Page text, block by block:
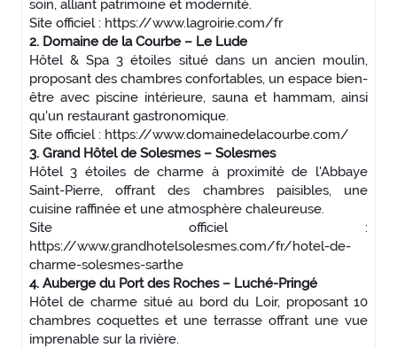
soin, alliant patrimoine et modernité.
Site officiel : https://www.lagroirie.com/fr
2. Domaine de la Courbe – Le Lude
Hôtel & Spa 3 étoiles situé dans un ancien moulin,
proposant des chambres confortables, un espace bien-
être avec piscine intérieure, sauna et hammam, ainsi
qu'un restaurant gastronomique.
Site officiel : https://www.domainedelacourbe.com/
3. Grand Hôtel de Solesmes – Solesmes
Hôtel 3 étoiles de charme à proximité de l'Abbaye
Saint-Pierre, offrant des chambres paisibles, une
cuisine raffinée et une atmosphère chaleureuse.
Site officiel :
https://www.grandhotelsolesmes.com/fr/hotel-de-
charme-solesmes-sarthe
4. Auberge du Port des Roches – Luché-Pringé
Hôtel de charme situé au bord du Loir, proposant 10
chambres coquettes et une terrasse offrant une vue
imprenable sur la rivière.